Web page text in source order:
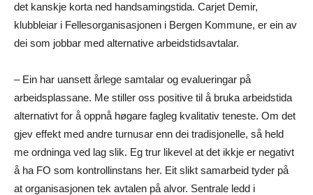
det kanskje korta ned handsamingstida. Carjet Demir,
klubbleiar i Fellesorganisasjonen i Bergen Kommune, er ein av
dei som jobbar med alternative arbeidstidsavtalar.
– Ein har uansett årlege samtalar og evalueringar på
arbeidsplassane. Me stiller oss positive til å bruka arbeidstida
alternativt for å oppnå høgare fagleg kvalitativ teneste. Om det
gjev effekt med andre turnusar enn dei tradisjonelle, så held
me ordninga ved lag slik. Eg trur likevel at det ikkje er negativt
å ha FO som kontrollinstans her. Eit slikt samarbeid tyder på
at organisasjonen tek avtalen på alvor. Sentrale ledd i